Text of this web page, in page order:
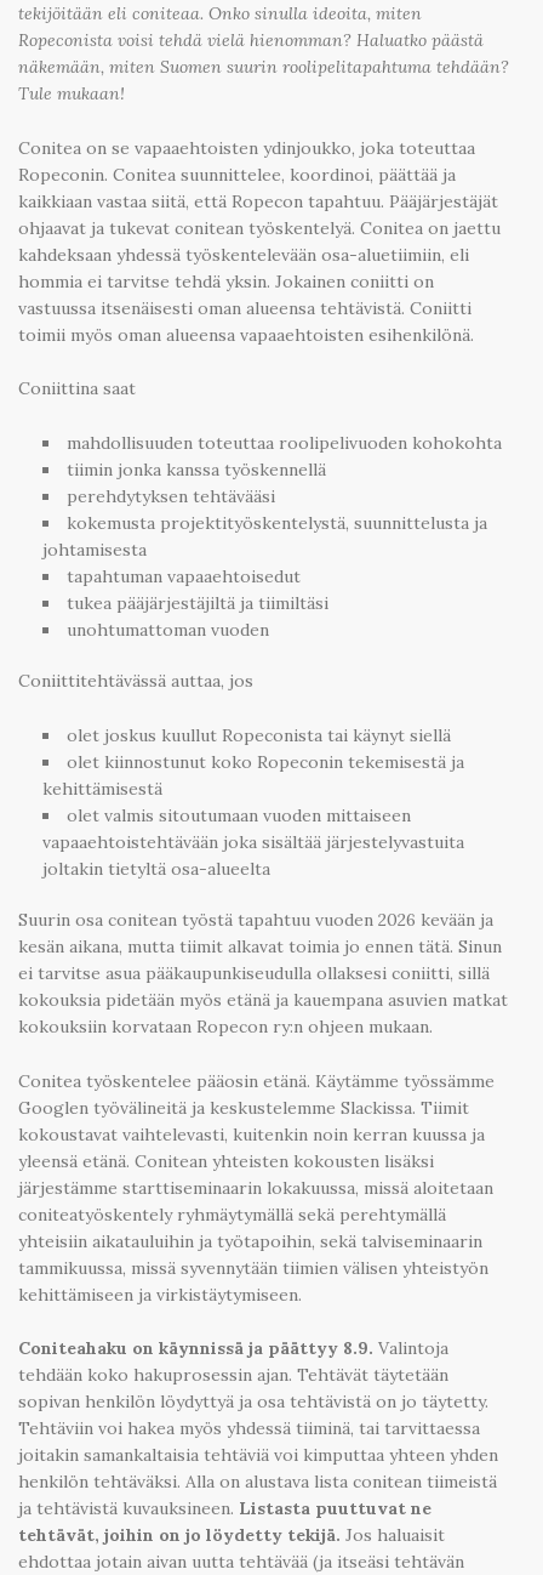
tekijöitään eli coniteaa. Onko sinulla ideoita, miten
Ropeconista voisi tehdä vielä hienomman? Haluatko päästä
näkemään, miten Suomen suurin roolipelitapahtuma tehdään?
Tule mukaan!
Conitea on se vapaaehtoisten ydinjoukko, joka toteuttaa
Ropeconin. Conitea suunnittelee, koordinoi, päättää ja
kaikkiaan vastaa siitä, että Ropecon tapahtuu. Pääjärjestäjät
ohjaavat ja tukevat conitean työskentelyä. Conitea on jaettu
kahdeksaan yhdessä työskentelevään osa-aluetiimiin, eli
hommia ei tarvitse tehdä yksin. Jokainen coniitti on
vastuussa itsenäisesti oman alueensa tehtävistä. Coniitti
toimii myös oman alueensa vapaaehtoisten esihenkilönä.
Coniittina saat
mahdollisuuden toteuttaa roolipelivuoden kohokohta
tiimin jonka kanssa työskennellä
perehdytyksen tehtävääsi
kokemusta projektityöskentelystä, suunnittelusta ja
johtamisesta
tapahtuman vapaaehtoisedut
tukea pääjärjestäjiltä ja tiimiltäsi
unohtumattoman vuoden
Coniittitehtävässä auttaa, jos
olet joskus kuullut Ropeconista tai käynyt siellä
olet kiinnostunut koko Ropeconin tekemisestä ja
kehittämisestä
olet valmis sitoutumaan vuoden mittaiseen
vapaaehtoistehtävään joka sisältää järjestelyvastuita
joltakin tietyltä osa-alueelta
Suurin osa conitean työstä tapahtuu vuoden 2026 kevään ja
kesän aikana, mutta tiimit alkavat toimia jo ennen tätä. Sinun
ei tarvitse asua pääkaupunkiseudulla ollaksesi coniitti, sillä
kokouksia pidetään myös etänä ja kauempana asuvien matkat
kokouksiin korvataan Ropecon ry:n ohjeen mukaan.
Conitea työskentelee pääosin etänä. Käytämme työssämme
Googlen työvälineitä ja keskustelemme Slackissa. Tiimit
kokoustavat vaihtelevasti, kuitenkin noin kerran kuussa ja
yleensä etänä. Conitean yhteisten kokousten lisäksi
järjestämme starttiseminaarin lokakuussa, missä aloitetaan
coniteatyöskentely ryhmäytymällä sekä perehtymällä
yhteisiin aikatauluihin ja työtapoihin, sekä talviseminaarin
tammikuussa, missä syvennytään tiimien välisen yhteistyön
kehittämiseen ja virkistäytymiseen.
Coniteahaku on käynnissä ja päättyy 8.9. Valintoja
tehdään koko hakuprosessin ajan. Tehtävät täytetään
sopivan henkilön löydyttyä ja osa tehtävistä on jo täytetty.
Tehtäviin voi hakea myös yhdessä tiiminä, tai tarvittaessa
joitakin samankaltaisia tehtäviä voi kimputtaa yhteen yhden
henkilön tehtäväksi. Alla on alustava lista conitean tiimeistä
ja tehtävistä kuvauksineen. Listasta puuttuvat ne
tehtävät, joihin on jo löydetty tekijä. Jos haluaisit
ehdottaa jotain aivan uutta tehtävää (ja itseäsi tehtävän